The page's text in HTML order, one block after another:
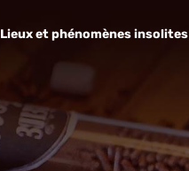
Lieux et phénomènes insolites